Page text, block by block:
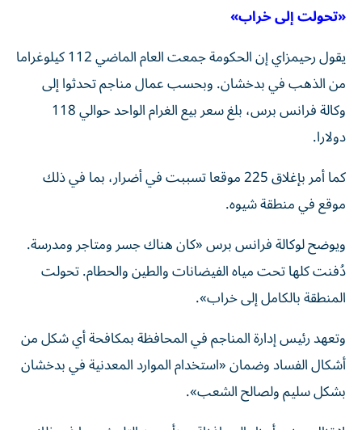
«تحولت إلى خراب»
يقول رحيمزاي إن الحكومة جمعت العام الماضي 112 كيلوغراما
من الذهب في بدخشان. وبحسب عمال مناجم تحدثوا إلى
وكالة فرانس برس، بلغ سعر بيع الغرام الواحد حوالي 118
دولارا.
كما أمر بإغلاق 225 موقعا تسببت في أضرار، بما في ذلك
موقع في منطقة شيوه.
ويوضح لوكالة فرانس برس «كان هناك جسر ومتاجر ومدرسة.
دُفنت كلها تحت مياه الفيضانات والطين والحطام. تحولت
المنطقة بالكامل إلى خراب».
وتعهد رئيس إدارة المناجم في المحافظة بمكافحة أي شكل من
أشكال الفساد وضمان «استخدام الموارد المعدنية في بدخشان
بشكل سليم ولصالح الشعب».